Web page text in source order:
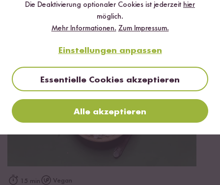
20 min Vegan
Wok-Gemüse mit Kokosmilch Sauce und Reis
15 min Vegan
Die Deaktivierung optionaler Cookies ist jederzeit hier
möglich.
Mehr Informationen. Zum Impressum.
Einstellungen anpassen
Essentielle Cookies akzeptieren
Alle akzeptieren